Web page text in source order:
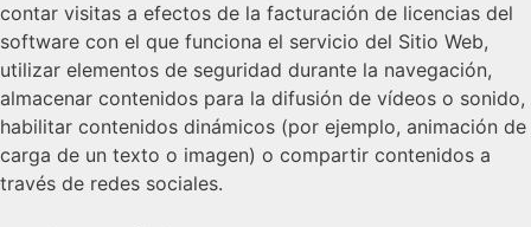
contar visitas a efectos de la facturación de licencias del
software con el que funciona el servicio del Sitio Web,
utilizar elementos de seguridad durante la navegación,
almacenar contenidos para la difusión de vídeos o sonido,
habilitar contenidos dinámicos (por ejemplo, animación de
carga de un texto o imagen) o compartir contenidos a
través de redes sociales.